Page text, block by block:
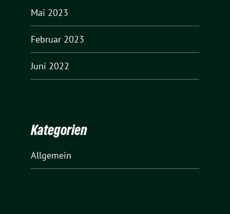
Mai 2023
Februar 2023
Juni 2022
Kategorien
Allgemein